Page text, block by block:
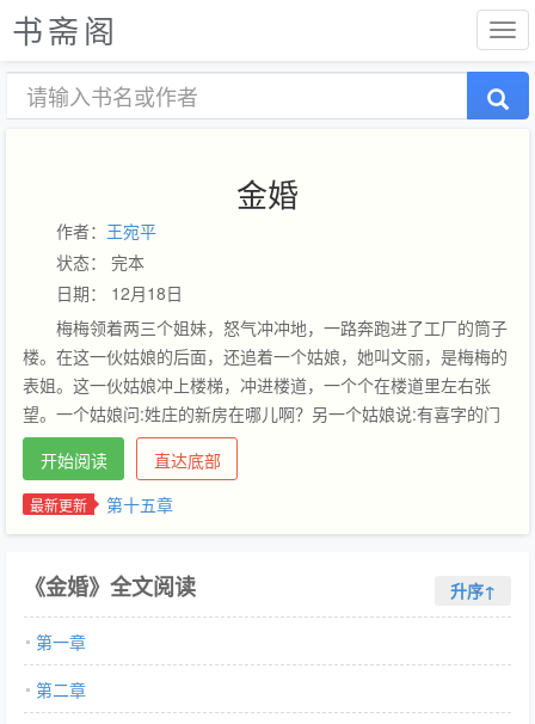
书斋阁
金婚
作者： 王宛平
状态： 完本
日期： 12月18日
梅梅领着两三个姐妹，怒气冲冲地，一路奔跑进了工厂的筒子
楼。在这一伙姑娘的后面，还追着一个姑娘，她叫文丽，是梅梅的
表姐。这一伙姑娘冲上楼梯，冲进楼道，一个个在楼道里左右张
望。一个姑娘问:姓庄的新房在哪儿啊？另一个姑娘说:有喜字的门
就准是。此时的大庄，被工友们催促着，正和新娘子在咬苹果。今
天是大庄结婚的日子，大庄的新娘子是个东北农村姑娘。在工友们
的哄笑声中，正准备和新娘子亲嘴的大庄亲不成了。他的房门突然
被人一脚踹开了。接着就是一声尖叫:姓庄的！你个大流氓！…
开始阅读 直达底部
最新更新 第十五章
《金婚》全文阅读 升序↑
第一章
第二章